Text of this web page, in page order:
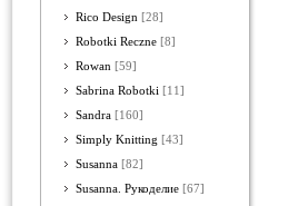
Rico Design [28]
Robotki Reczne [8]
Rowan [59]
Sabrina Robotki [11]
Sandra [160]
Simply Knitting [43]
Susanna [82]
Susanna. Рукоделие [67]